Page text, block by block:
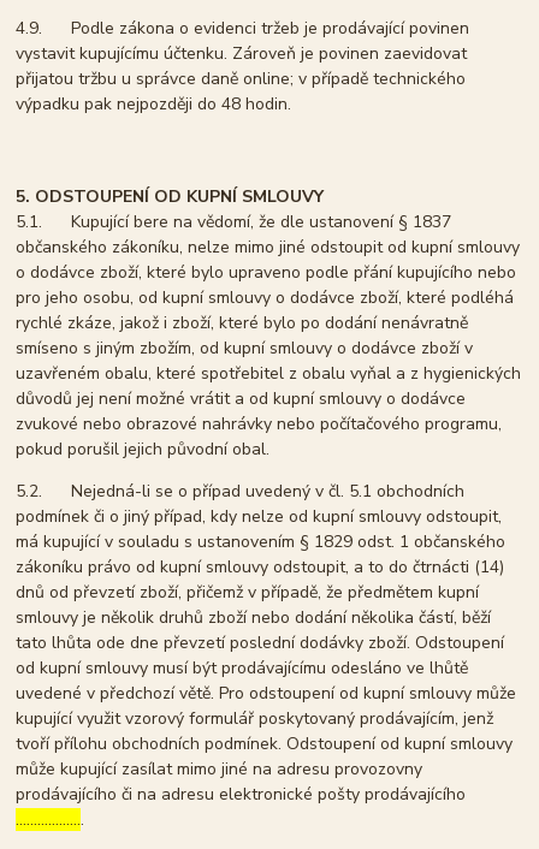
4.9. Podle zákona o evidenci tržeb je prodávající povinen
vystavit kupujícímu účtenku. Zároveň je povinen zaevidovat
přijatou tržbu u správce daně online; v případě technického
výpadku pak nejpozději do 48 hodin.
5. ODSTOUPENÍ OD KUPNÍ SMLOUVY
5.1. Kupující bere na vědomí, že dle ustanovení § 1837
občanského zákoníku, nelze mimo jiné odstoupit od kupní smlouvy
o dodávce zboží, které bylo upraveno podle přání kupujícího nebo
pro jeho osobu, od kupní smlouvy o dodávce zboží, které podléhá
rychlé zkáze, jakož i zboží, které bylo po dodání nenávratně
smíseno s jiným zbožím, od kupní smlouvy o dodávce zboží v
uzavřeném obalu, které spotřebitel z obalu vyňal a z hygienických
důvodů jej není možné vrátit a od kupní smlouvy o dodávce
zvukové nebo obrazové nahrávky nebo počítačového programu,
pokud porušil jejich původní obal.
5.2. Nejedná-li se o případ uvedený v čl. 5.1 obchodních
podmínek či o jiný případ, kdy nelze od kupní smlouvy odstoupit,
má kupující v souladu s ustanovením § 1829 odst. 1 občanského
zákoníku právo od kupní smlouvy odstoupit, a to do čtrnácti (14)
dnů od převzetí zboží, přičemž v případě, že předmětem kupní
smlouvy je několik druhů zboží nebo dodání několika částí, běží
tato lhůta ode dne převzetí poslední dodávky zboží. Odstoupení
od kupní smlouvy musí být prodávajícímu odesláno ve lhůtě
uvedené v předchozí větě. Pro odstoupení od kupní smlouvy může
kupující využit vzorový formulář poskytovaný prodávajícím, jenž
tvoří přílohu obchodních podmínek. Odstoupení od kupní smlouvy
může kupující zasílat mimo jiné na adresu provozovny
prodávajícího či na adresu elektronické pošty prodávajícího
……………….